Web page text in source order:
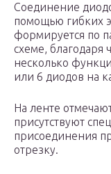
Соединение
помощью гибких
формируется по
схеме, благодаря
несколько
или 6 диодов на
На ленте
присутствуют
присоединения
отрезку.